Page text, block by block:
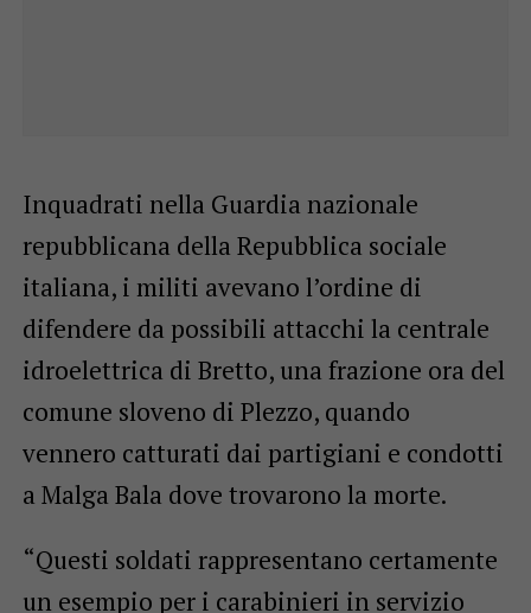
Inquadrati nella Guardia nazionale
repubblicana della Repubblica sociale
italiana, i militi avevano l’ordine di
difendere da possibili attacchi la centrale
idroelettrica di Bretto, una frazione ora del
comune sloveno di Plezzo, quando
vennero catturati dai partigiani e condotti
a Malga Bala dove trovarono la morte.
“Questi soldati rappresentano certamente
un esempio per i carabinieri in servizio